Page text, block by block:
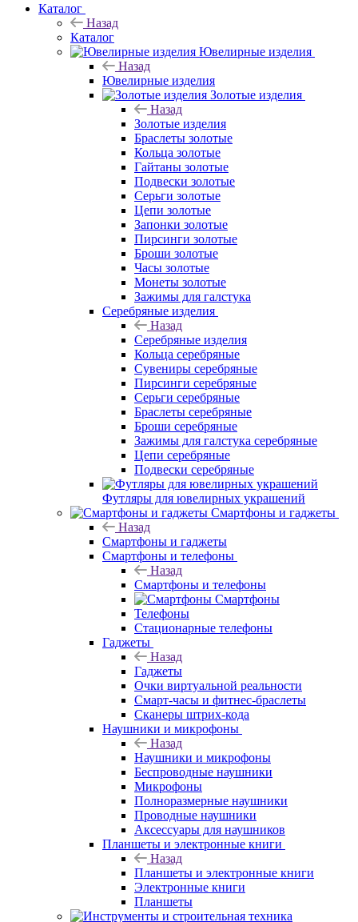
Каталог
Назад
Каталог
Ювелирные изделия
Назад
Ювелирные изделия
Золотые изделия
Назад
Золотые изделия
Браслеты золотые
Кольца золотые
Гайтаны золотые
Подвески золотые
Серьги золотые
Цепи золотые
Запонки золотые
Пирсинги золотые
Броши золотые
Часы золотые
Монеты золотые
Зажимы для галстука
Серебряные изделия
Назад
Серебряные изделия
Кольца серебряные
Сувениры серебряные
Пирсинги серебряные
Серьги серебряные
Браслеты серебряные
Броши серебряные
Зажимы для галстука серебряные
Цепи серебряные
Подвески серебряные
Футляры для ювелирных украшений
Смартфоны и гаджеты
Назад
Смартфоны и гаджеты
Смартфоны и телефоны
Назад
Смартфоны и телефоны
Смартфоны
Телефоны
Стационарные телефоны
Гаджеты
Назад
Гаджеты
Очки виртуальной реальности
Смарт-часы и фитнес-браслеты
Сканеры штрих-кода
Наушники и микрофоны
Назад
Наушники и микрофоны
Беспроводные наушники
Микрофоны
Полноразмерные наушники
Проводные наушники
Аксессуары для наушников
Планшеты и электронные книги
Назад
Планшеты и электронные книги
Электронные книги
Планшеты